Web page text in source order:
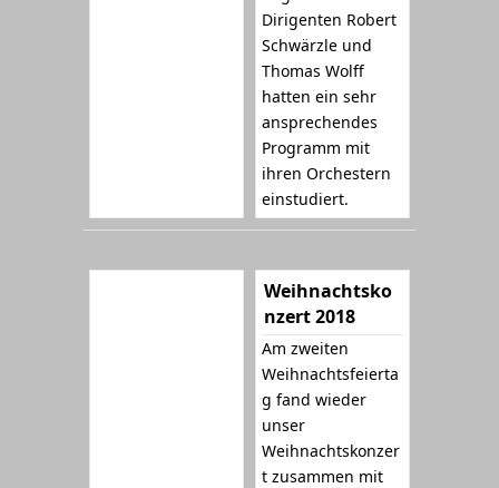
Dirigenten Robert
Schwärzle und
Thomas Wolff
hatten ein sehr
ansprechendes
Programm mit
ihren Orchestern
einstudiert.
Weihnachtsko
nzert 2018
Am zweiten
Weihnachtsfeierta
g fand wieder
unser
Weihnachtskonzer
t zusammen mit